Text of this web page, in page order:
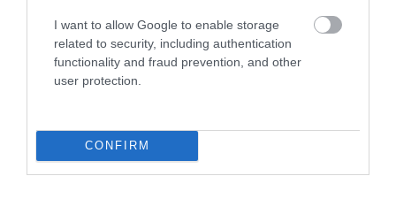
I want to allow Google to enable storage
related to security, including authentication
functionality and fraud prevention, and other
user protection.
CONFIRM
ÉLETSTÍLUS
Megtalálnád térképen 2026 legboldogabb városát?